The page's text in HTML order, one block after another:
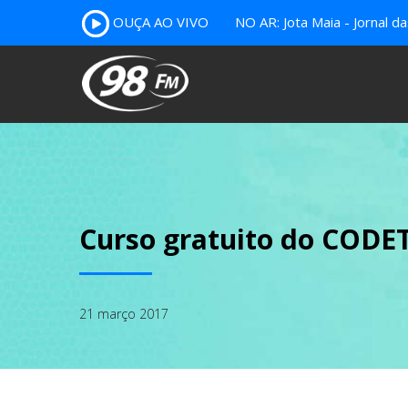
OUÇA AO VIVO NO AR: Jota Maia - Jornal
Curso gratuito do
21 março 2017